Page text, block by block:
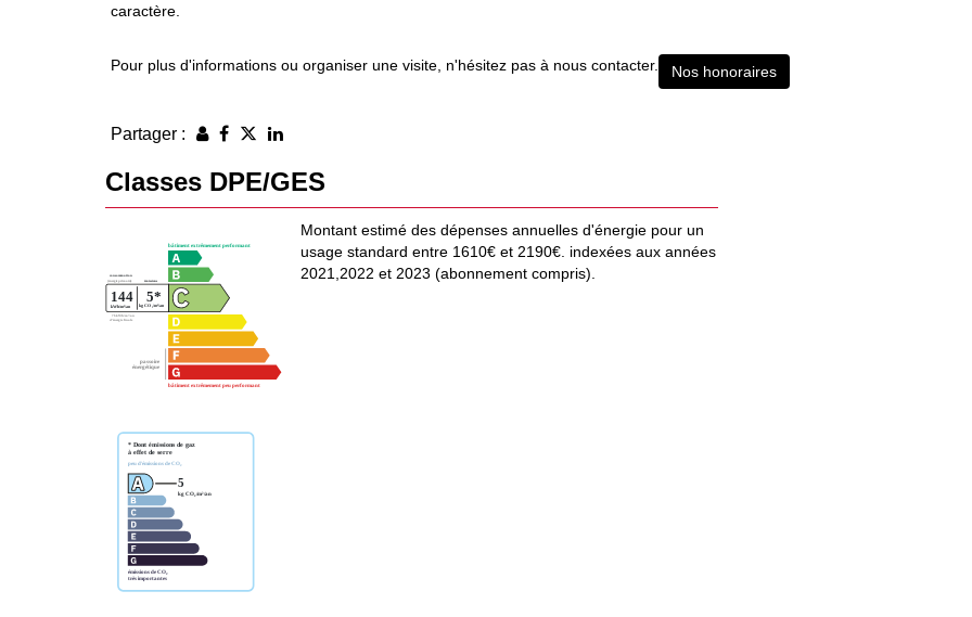
caractère.
Pour plus d'informations ou organiser une visite, n'hésitez pas à nous contacter. Nos honoraires
Partager :
Classes DPE/GES
Montant estimé des dépenses annuelles d'énergie pour un
usage standard entre 1610€ et 2190€. indexées aux années
2021,2022 et 2023 (abonnement compris).